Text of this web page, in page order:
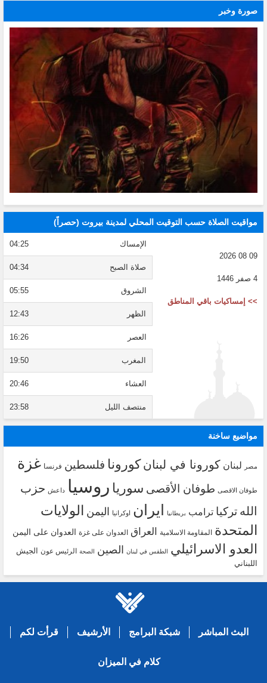
صورة وخبر
مواقيت الصلاة حسب التوقيت المحلي لمدينة بيروت (حصراً)
09 08 2026
4 صفر 1446
>> إمساكيات باقي المناطق
الإمساك 04:25
صلاة الصبح 04:34
الشروق 05:55
الظهر 12:43
العصر 16:26
المغرب 19:50
العشاء 20:46
منتصف الليل 23:58
مواضيع ساخنة
مصر لبنان كورونا في لبنانكورونا فلسطين فرنسا غزة
طوفان الاقصى طوفان الأقصى سوريا روسيا داعش حزب
الله تركيا ترامب بريطانيا ايران اوكرانيا اليمن
الولايات
المتحدة
المقاومة الاسلامية العراق العدوان على غزة العدوان على اليمن
العدو الاسرائيلي الطقس في لبنان الصين الصحة الرئيس عون
الجيش
اللبناني
البث المباشر شبكة البرامج الأرشيف قرأت لكم
كلام في الميزان